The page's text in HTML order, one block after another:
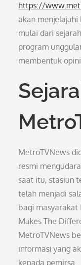
https://
akan
mulai dari
program
membentuk
MetroTVNews
resmi
saat itu, stasiun
telah menjadi
bagi masyarakat
Makes The
MetroTVNews
informasi yang
kepada pemirsa.